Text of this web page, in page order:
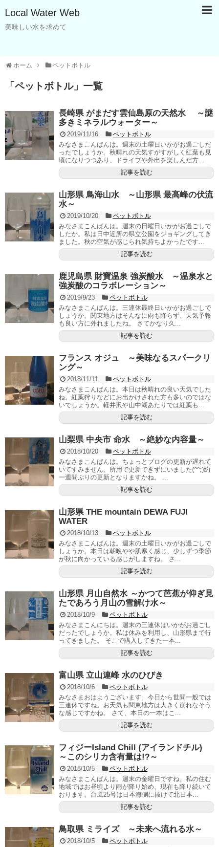
Local Water Web
美味しい水を求めて
ホーム ペットボトル
「 ペットボトル」 一覧
長崎県 がまだす雲仙島原の天然水 ～謎
多きミネラルウォーター～
2019/11/16
ペットボトル
みなさまこんばんは。週末の土曜日いかがお過ごしだ
ったでしょうか。秋晴れの天気すがすがしく紅葉も見
頃になりつつあり、ドライブや外出を楽しんだ方...
記事を読む
山形県 鳥海山水 ～山形県 最高峰の伏流
水～
2019/10/20
ペットボトル
みなさまこんばんは。週末の日曜日いかがお過ごしで
したか。私は日中近所の県立公園をジョギングしてき
ました。秋の空気が感じられ気持ちよかったです...
記事を読む
鹿児島県 財寶温泉 強炭酸水 ～温泉水と
強炭酸のコラボレーション～
2019/9/23
ペットボトル
みなさまこんばんは。三連休最終日いかがお過ごしで
しょうか。関東地方はそんなに雨も降らず、天気予報
も良い方に外れましたね。 さてかなり久...
記事を読む
フランス オジュ ～美味なるスパークリ
ング～
2018/11/11
ペットボトル
みなさまこんばんは。本日は秋晴れの良い天気でした
ね。紅葉狩りなどにお出かけされた方も多いのではな
いでしょうか。軽井沢や山中湖あたりでは紅葉も...
記事を読む
山梨県 中央市 命水 ～絶妙な内容量～
2018/10/20
ペットボトル
みなさまこんばんは。ちょっとブログの更新が遅れて
いてすみません。所用で更新できずにいました(^^;)約
一週間ぶりの更新となりますかね。 ...
記事を読む
山形県 THE mountain DEWA FUJI
WATER
2018/10/13
ペットボトル
みなさまこんばんは。週末の土曜日いかがお過ごしで
しょうか。本日は朝晩やや肌寒く感じ、少しずつ季節
が秋に向かっている感じがしますね。 さ...
記事を読む
山形県 月山自然水 ～かつて芭蕉が仰ぎ見
たであろう月山の雪解け水～
2018/10/9
ペットボトル
みなさまこんにちは。週末の三連休はいかがお過ごし
だったでしょうか。私は休みを利用し、山形県まで行
ってきました。 そこで購入してきた一本...
記事を読む
富山県 立山連峰 水のひびき
2018/10/6
ペットボトル
みなさまおはようございます。今日から世間一般では
三連休ですね。お天気も関東地方は大きく崩れなそう
な感じですかね。 さて、本日の一本はこ...
記事を読む
フィジーIsland Chill (アイランドチル)
～このシリカ含有量は!?～
2018/10/5
ペットボトル
みなさまこんばんは。週末の金曜日ですね。私の住む
地域ではお昼頃より雨が降り始め、現在も降り続いて
おります。台風25号は日本海側に抜けて北日本...
記事を読む
鳥取県 ミライズ ～未来へ流れる水～
2018/10/5
ペットボトル